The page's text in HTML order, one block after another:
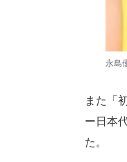
永島
また「
ー日本
た。